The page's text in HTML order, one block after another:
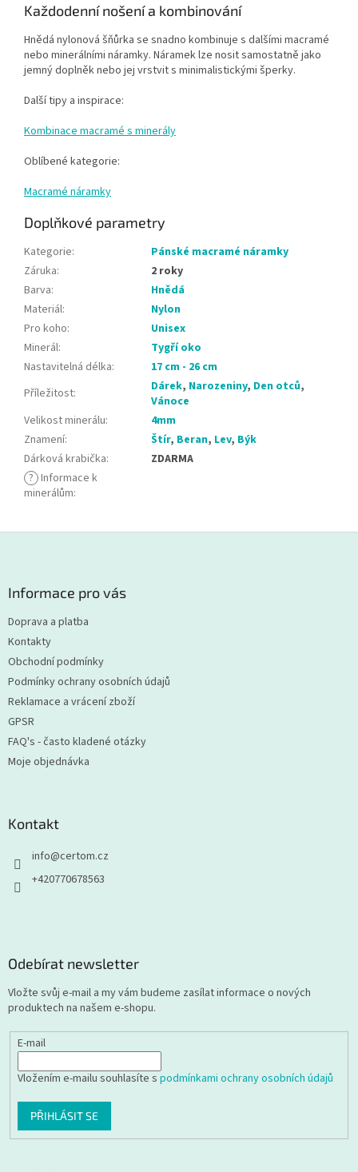
Každodenní nošení a kombinování
Hnědá nylonová šňůrka se snadno kombinuje s dalšími macramé
nebo minerálními náramky. Náramek lze nosit samostatně jako
jemný doplněk nebo jej vrstvit s minimalistickými šperky.
Další tipy a inspirace:
Kombinace macramé s minerály
Oblíbené kategorie:
Macramé náramky
Doplňkové parametry
Kategorie:
Pánské macramé náramky
Záruka:
2 roky
Barva:
Hnědá
Materiál:
Nylon
Pro koho:
Unisex
Minerál:
Tygří oko
Nastavitelná délka:
17 cm - 26 cm
Příležitost: Dárek, Narozeniny, Den otců,
Vánoce
Velikost minerálu:
4mm
Znamení: Štír, Beran, Lev, Býk
Dárková krabička:
ZDARMA
? Informace k
minerálům:
Informace pro vás
Doprava a platba
Kontakty
Obchodní podmínky
Podmínky ochrany osobních údajů
Reklamace a vrácení zboží
GPSR
FAQ's - často kladené otázky
Moje objednávka
Kontakt
info@certom.cz
+420770678563
Odebírat newsletter
Vložte svůj e-mail a my vám budeme zasílat informace o nových
produktech na našem e-shopu.
E-mail
Vložením e-mailu souhlasíte s podmínkami ochrany osobních údajů
PŘIHLÁSIT SE